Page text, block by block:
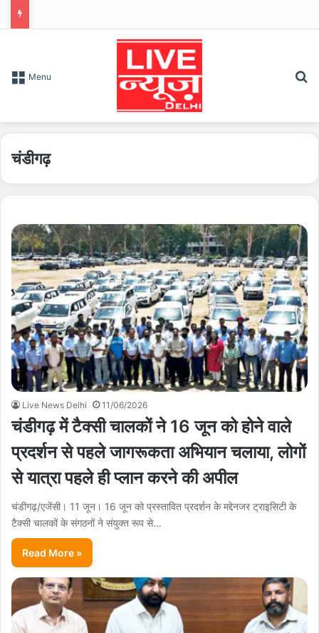
Menu
चंडीगढ़
Live News Delhi 11/06/2026
चंडीगढ़ में टैक्सी चालकों ने 16 जून को होने वाले
प्रदर्शन से पहले जागरूकता अभियान चलाया, लोगों
से यात्रा पहले ही प्लान करने की अपील
चंडीगढ़/एजेंसी। 11 जून। 16 जून को प्रस्तावित प्रदर्शन के मद्देनजर ट्राइसिटी के
टैक्सी चालकों के संगठनों ने संयुक्त रूप से…
Read More »